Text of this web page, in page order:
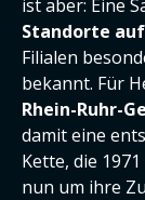
ist aber: Eine
Standorte
Filialen
bekannt. Für
Rhein-Ruhr-
damit eine
Kette, die
nun um ihre